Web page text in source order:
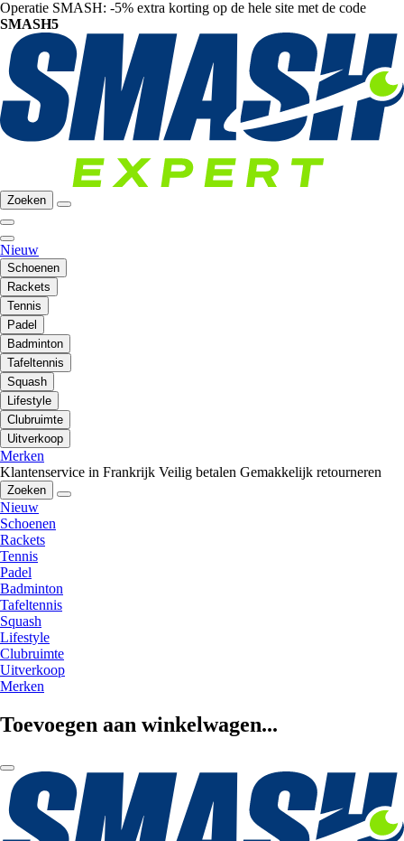
Operatie SMASH: -5% extra korting op de hele site met de code
SMASH5
Zoeken
Nieuw
Schoenen
Rackets
Tennis
Padel
Badminton
Tafeltennis
Squash
Lifestyle
Clubruimte
Uitverkoop
Merken
Klantenservice in Frankrijk Veilig betalen Gemakkelijk retourneren
Zoeken
Nieuw
Schoenen
Rackets
Tennis
Padel
Badminton
Tafeltennis
Squash
Lifestyle
Clubruimte
Uitverkoop
Merken
Toevoegen aan winkelwagen...